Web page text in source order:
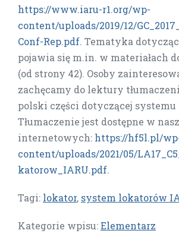
https://www.iaru-r1.org/wp-
content/uploads/2019/12/
Conf-Rep.pdf. Tematyka
pojawia się m.in. w materiałach
(od strony 42). Osoby
zachęcamy do lektury
polski części dotyczącej systemu
Tłumaczenie jest dostępne w
internetowych: https://hf5l.pl/
content/uploads/2021/05/
katorow_IARU.pdf.
Tagi: lokator, system lokatorów
Kategorie wpisu:Elementarz